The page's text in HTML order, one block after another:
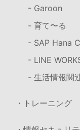
- Garoon
- 育て〜る
- SAP Hana
- LINE
- 生活情報関
・トレーニング